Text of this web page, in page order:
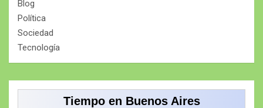
Blog
Política
Sociedad
Tecnología
Tiempo en Buenos Aires